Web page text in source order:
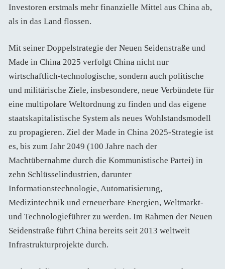
Investoren erstmals mehr finanzielle Mittel aus China ab,
als in das Land flossen.
Mit seiner Doppelstrategie der Neuen Seidenstraße und
Made in China 2025 verfolgt China nicht nur
wirtschaftlich-technologische, sondern auch politische
und militärische Ziele, insbesondere, neue Verbündete für
eine multipolare Weltordnung zu finden und das eigene
staatskapitalistische System als neues Wohlstandsmodell
zu propagieren. Ziel der Made in China 2025-Strategie ist
es, bis zum Jahr 2049 (100 Jahre nach der
Machtübernahme durch die Kommunistische Partei) in
zehn Schlüsselindustrien, darunter
Informationstechnologie, Automatisierung,
Medizintechnik und erneuerbare Energien, Weltmarkt-
und Technologieführer zu werden. Im Rahmen der Neuen
Seidenstraße führt China bereits seit 2013 weltweit
Infrastrukturprojekte durch.